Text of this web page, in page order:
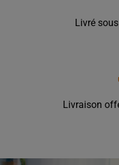
Livré
Livraison